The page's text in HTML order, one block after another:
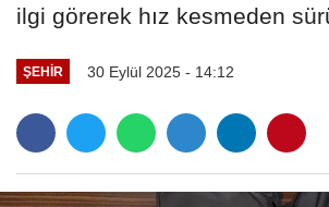
ilgi görerek hız kesmeden
ŞEHIR 30 Eylül 2025 - 14:12